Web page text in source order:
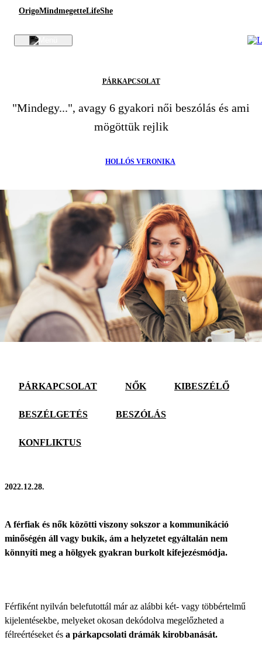
OrigoMindmegetteLifeShe
PÁRKAPCSOLAT
"Mindegy...", avagy 6 gyakori női beszólás és ami
mögöttük rejlik
HOLLÓS VERONIKA
PÁRKAPCSOLAT NŐK KIBESZÉLŐ
BESZÉLGETÉS BESZÓLÁS
KONFLIKTUS
2022.12.28.
A férfiak és nők közötti viszony sokszor a kommunikáció
minőségén áll vagy bukik, ám a helyzetet egyáltalán nem
könnyíti meg a hölgyek gyakran burkolt kifejezésmódja.
Férfiként nyilván belefutottál már az alábbi két- vagy többértelmű
kijelentésekbe, melyeket okosan dekódolva megelőzheted a
félreértéseket és a párkapcsolati drámák kirobbanását.